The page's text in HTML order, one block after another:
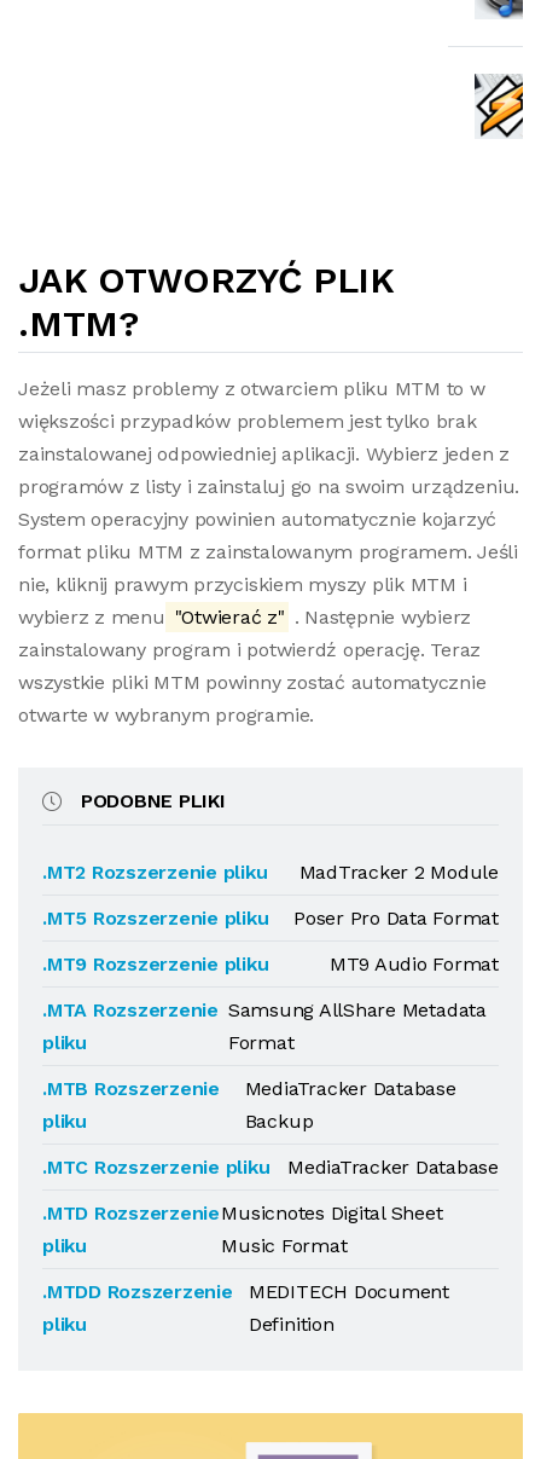
JAK OTWORZYĆ PLIK
.MTM?
Jeżeli masz problemy z otwarciem pliku MTM to w
większości przypadków problemem jest tylko brak
zainstalowanej odpowiedniej aplikacji. Wybierz jeden z
programów z listy i zainstaluj go na swoim urządzeniu.
System operacyjny powinien automatycznie kojarzyć
format pliku MTM z zainstalowanym programem. Jeśli
nie, kliknij prawym przyciskiem myszy plik MTM i
wybierz z menu "Otwierać z" . Następnie wybierz
zainstalowany program i potwierdź operację. Teraz
wszystkie pliki MTM powinny zostać automatycznie
otwarte w wybranym programie.
PODOBNE PLIKI
.MT2 Rozszerzenie pliku
MadTracker 2 Module
.MT5 Rozszerzenie pliku
Poser Pro Data Format
.MT9 Rozszerzenie pliku
MT9 Audio Format
.MTA Rozszerzenie
pliku
Samsung AllShare Metadata
Format
.MTB Rozszerzenie
pliku
MediaTracker Database
Backup
.MTC Rozszerzenie pliku
MediaTracker Database
.MTD Rozszerzenie
pliku
Musicnotes Digital Sheet
Music Format
.MTDD Rozszerzenie
pliku
MEDITECH Document
Definition